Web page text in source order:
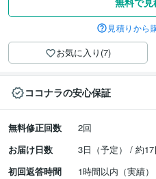
見積りから
お気に入り(7)
ココナラの安心保証
無料修正回数
2回
お届け日数
3日（予定） / 約17
初回返答時間
1時間以内（実績）